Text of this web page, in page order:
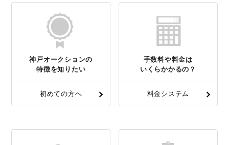
神戸オークションの
特徴を知りたい
初めての方へ
手数料や料金は
いくらかかるの？
料金システム